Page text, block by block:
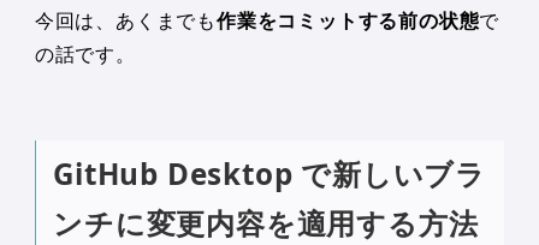
今回は、あくまでも作業をコミットする前の状態で
の話です。
GitHub Desktop で新しいブラ
ンチに変更内容を適用する方法